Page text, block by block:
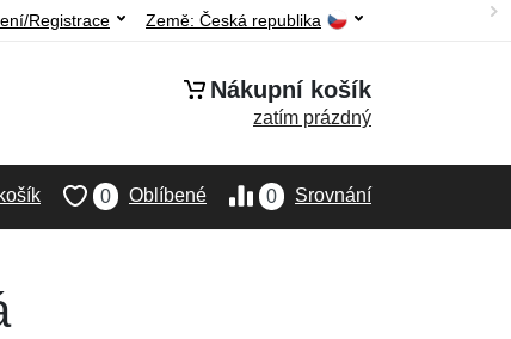
Země: Česká republika
Registrace
Nákupní košík
zatím prázdný
0 Srovnání
0 Oblíbené